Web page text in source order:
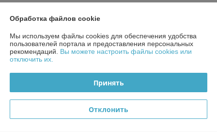
Полная версия сайта
Политика обработки cookies
Сайт создан на платформе Deal.by
Обработка файлов cookie
Мы используем файлы cookies для обеспечения удобства
пользователей портала и предоставления персональных
рекомендаций. Вы можете настроить файлы cookies или
отключить их.
Принять
Отклонить